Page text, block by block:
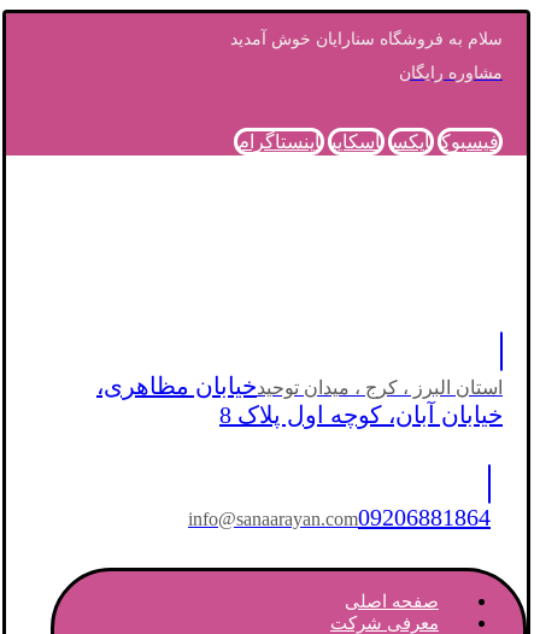
سلام به فروشگاه سنارایان خوش آمدید
مشاوره رایگان
فیسبوک ایکس اسکایپ اینستاگرام
استان البرز ، کرج ، میدان توحیدخیابان مظاهری،
خیابان آبان، کوچه اول پلاک 8
info@sanaarayan.com09206881864
صفحه اصلی
معرفی شرکت